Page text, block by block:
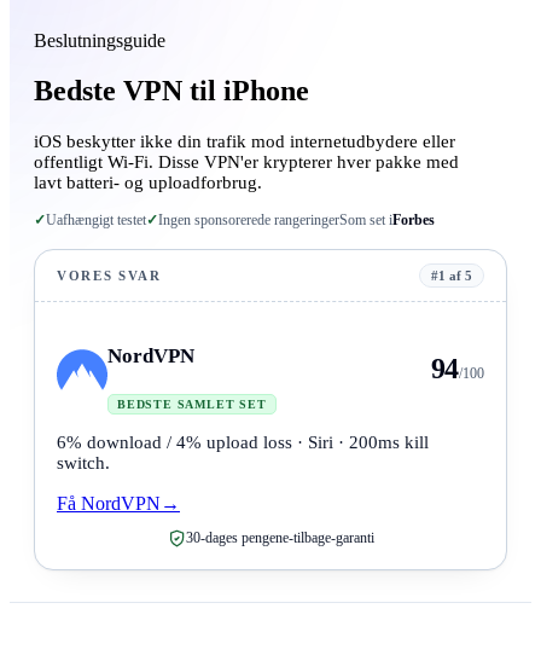
Beslutningsguide
Bedste VPN til iPhone
iOS beskytter ikke din trafik mod internetudbydere eller
offentligt Wi-Fi. Disse VPN'er krypterer hver pakke med
lavt batteri- og uploadforbrug.
✓Uafhængigt testet✓Ingen sponsorerede rangeringerSom set iForbes
VORES SVAR #1 af 5
NordVPN
BEDSTE SAMLET SET
94/100
6% download / 4% upload loss · Siri · 200ms kill
switch.
Få NordVPN →
30-dages pengene-tilbage-garanti